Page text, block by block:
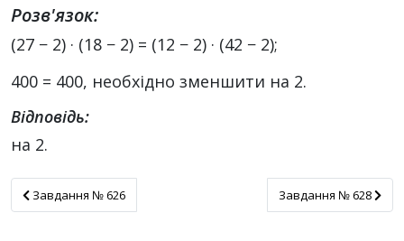
Розв'язок:
(27 − 2) · (18 − 2) = (12 − 2) · (42 − 2);
400 = 400, необхідно зменшити на 2.
Відповідь:
на 2.
Завдання № 626
Завдання № 626 Завдання № 628
Завдання № 628